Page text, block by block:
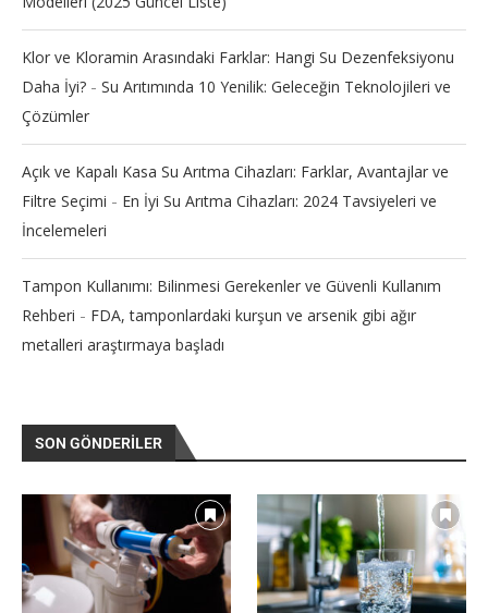
Klor ve Kloramin Arasındaki Farklar: Hangi Su Dezenfeksiyonu
Daha İyi? - Su Arıtımında 10 Yenilik: Geleceğin Teknolojileri ve
Çözümler
Açık ve Kapalı Kasa Su Arıtma Cihazları: Farklar, Avantajlar ve
Filtre Seçimi - En İyi Su Arıtma Cihazları: 2024 Tavsiyeleri ve
İncelemeleri
Tampon Kullanımı: Bilinmesi Gerekenler ve Güvenli Kullanım
Rehberi - FDA, tamponlardaki kurşun ve arsenik gibi ağır
metalleri araştırmaya başladı
SON GÖNDERILER